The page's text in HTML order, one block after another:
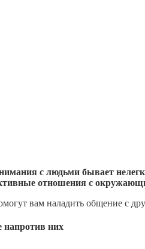
с людьми бывает
отношения с
вам наладить общение с
напротив них